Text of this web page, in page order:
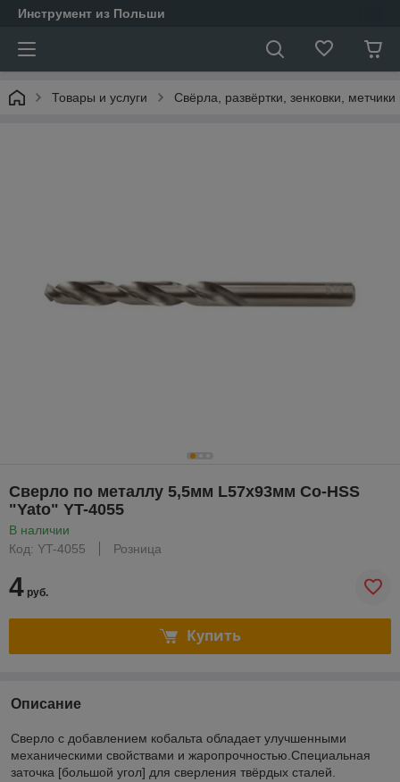
Инструмент из Польши
Товары и услуги Свёрла, развёртки, зенковки,
Сверло по металлу 5,5мм L57x93мм Co-HSS
"Yato" YT-4055
В наличии
Код: YT-4055
Розница
4 руб.
Купить
Описание
Сверло с добавлением кобальта обладает улучшенными
механическими свойствами и жаропрочностью.Специальная
заточка [большой угол] для сверления твёрдых сталей.